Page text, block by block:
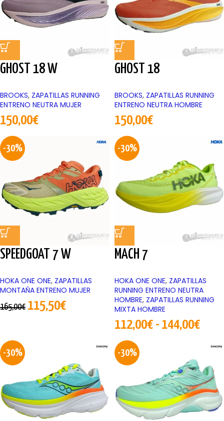
GHOST 18 W
BROOKS, ZAPATILLAS RUNNING
ENTRENO NEUTRA MUJER
150,00€
GHOST 18
BROOKS, ZAPATILLAS RUNNING
ENTRENO NEUTRA HOMBRE
150,00€
-30%
SPEEDGOAT 7 W
HOKA ONE ONE, ZAPATILLAS
MONTAÑA ENTRENO MUJER
165,00€ 115,50€
-30%
MACH 7
HOKA ONE ONE, ZAPATILLAS
RUNNING ENTRENO NEUTRA
HOMBRE, ZAPATILLAS RUNNING
MIXTA HOMBRE
112,00€ - 144,00€
-30% -30%